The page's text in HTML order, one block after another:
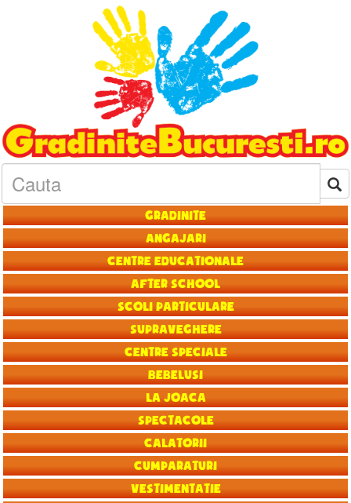
Gradinite
Angajari
Centre educationale
After School
Scoli particulare
Supraveghere
Centre speciale
Bebelusi
La joaca
Spectacole
Calatorii
Cumparaturi
Vestimentatie